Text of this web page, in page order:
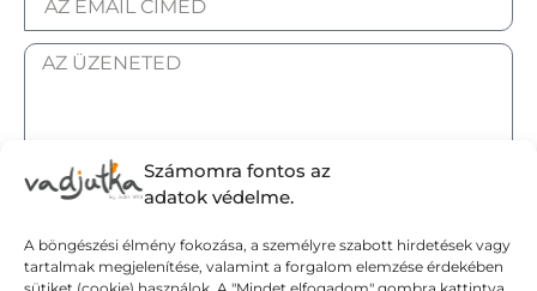
Számomra fontos az
adatok védelme.
A böngészési élmény fokozása, a személyre szabott hirdetések vagy
tartalmak megjelenítése, valamint a forgalom elemzése érdekében
ELFOGADOM AZ ADATKEZELÉSI TÁJÉKOZTATÓT.
Elküldöm